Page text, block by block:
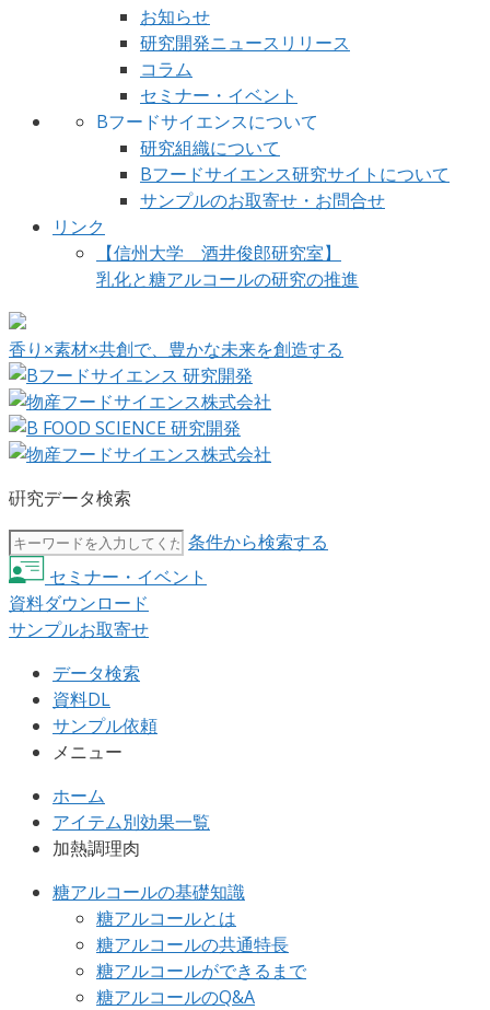
お知らせ
研究開発ニュースリリース
コラム
セミナー・イベント
Bフードサイエンスについて
研究組織について
Bフードサイエンス研究サイトについて
サンプルのお取寄せ・お問合せ
リンク
【信州大学 酒井俊郎研究室】
乳化と糖アルコールの研究の推進
香り×素材×共創で、豊かな未来を創造する
硏究データ検索
条件から検索する
セミナー・イベント
資料ダウンロード
サンプルお取寄せ
データ検索
資料DL
サンプル依頼
メニュー
ホーム
アイテム別効果一覧
加熱調理肉
糖アルコールの基礎知識
糖アルコールとは
糖アルコールの共通特長
糖アルコールができるまで
糖アルコールのQ&A